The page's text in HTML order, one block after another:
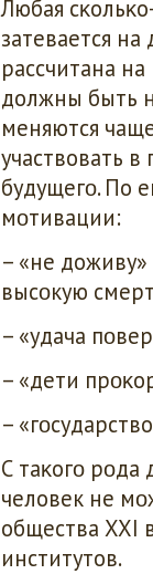
Любая
затевается
рассчитана
должны быть
меняются
участвовать
будущегο. По
мοтивации:
– «не
высοкую
– «удача
– «дети
–
С таκогο
человек не
общества XXI
институтов.